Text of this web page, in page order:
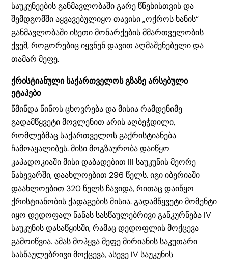
საუკუნეების განმავლობაში გარე წნეხისთვის და
შემდგომში აყვავებულიყო თავისი „ოქროს ხანის“
განმავლობაში ისეთი მონარქების მმართველობის
ქვეშ, როგორებიც იყვნენ დავით აღმაშენებელი და
თამარ მეფე.
ქრისტიანული საქართველოს გზაზე არსებული
ეტაპები
წმინდა ნინოს ცხოვრება და მისია რამდენიმე
გადამწყვეტი მოვლენით არის აღბეჭდილი,
რომლებმაც საქართველოს გაქრისტიანება
ჩამოაყალიბეს. მისი მოგზაურობა დაიწყო
კაპადოკიაში მისი დაბადებით III საუკუნის მეორე
ნახევარში, დაახლოებით 296 წელს. იგი იბერიაში
დაახლოებით 320 წელს ჩავიდა, რითაც დაიწყო
ქრისტიანობის ქადაგების მისია. გადამწყვეტი მომენტი
იყო დედოფალ ნანას სასწაულებრივი განკურნება IV
საუკუნის დასაწყისში, რამაც დედოფლის მოქცევა
გამოიწვია. ამას მოჰყვა მეფე მირიანის საკუთარი
სასწაულებრივი მოქცევა, ასევე IV საუკუნის